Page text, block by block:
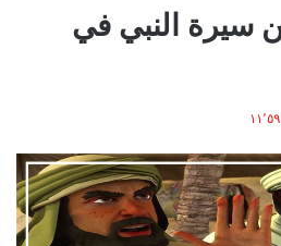
سيرة النبي في